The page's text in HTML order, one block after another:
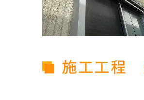
施工工程